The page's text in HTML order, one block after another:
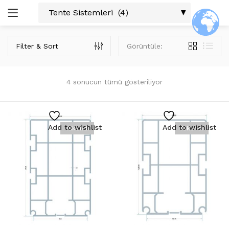
Beni Hatırla
Şifremi Unuttum?
ARAŞTIR:
Cam Balkon Profilleri (3)
Cephe Profilleri (3)
Duşkabin Profilleri (3)
Isı Yalıtım Profilleri (3)
Küpeşte Aksesuarları (40)
Kare Sistemler (18)
Kare Cam Tutucu Sistem Ürünleri 16×22 (2)
Kare Cam Tutucu Sistem Ürünleri 30×25 (2)
Kare Dikme Sistem Ürünleri 40×25 (2)
4 sonucun tümü gösteriliyor
Filter & Sort Görüntüle:
Tükendi
Add to wishlist Tükendi
Add to wishlist